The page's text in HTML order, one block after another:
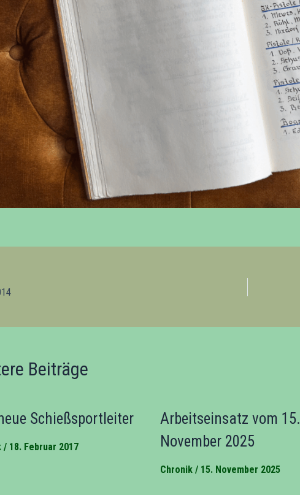
Beiträge
Schießsportleiter
/ 18. Februar 2017
Arbeitseinsatz vom 15.
November 2025
Chronik/ 15. November 2025